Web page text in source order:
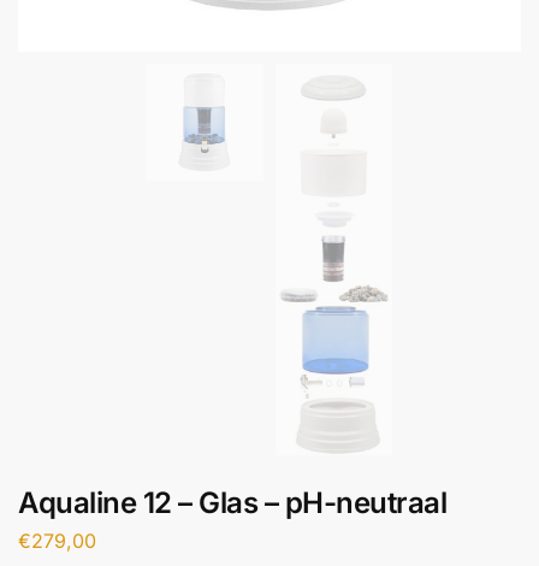
Aqualine 12 – Glas – pH-neutraal
€279,00